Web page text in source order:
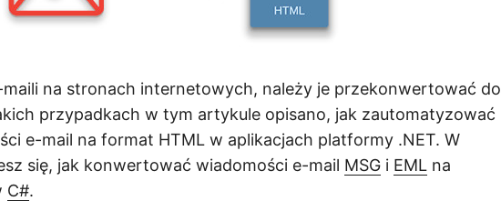
na stronach internetowych, należy je przekonwertować do
przypadkach w tym artykule opisano, jak zautomatyzować
e-mail na format HTML w aplikacjach platformy .NET. W
się, jak konwertować wiadomości e-mail MSG i EML na
C#.